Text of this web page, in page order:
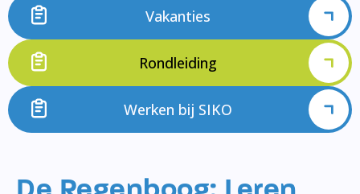
Vakanties
Rondleiding
Werken bij SIKO